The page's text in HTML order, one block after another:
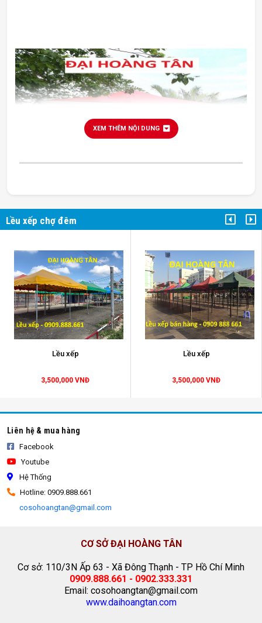
Với trên 10 năm kinh nghiệm trong lĩnh vực kinh doanh
XEM THÊM NỘI DUNG
Lều xếp chợ đêm
Lều xếp
3,500,000 VNĐ
Lều xếp
3,500,000 VNĐ
Liên hệ & mua hàng
Facebook
Youtube
Hệ Thống
Hotline: 0909.888.661
cosohoangtan@gmail.com
CƠ SỞ ĐẠI HOÀNG TÂN
Cơ sở: 110/3N Ấp 63 - Xã Đông Thạnh - TP Hồ Chí Minh
0909.888.661 - 0902.333.331
Email: cosohoangtan@gmail.com
www.daihoangtan.com